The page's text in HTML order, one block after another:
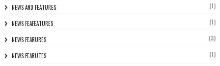
NEWS AND FEATURES (1)
NEWS FEAFEATURES (1)
NEWS FEARURES (3)
NEWS FEARUTES (1)